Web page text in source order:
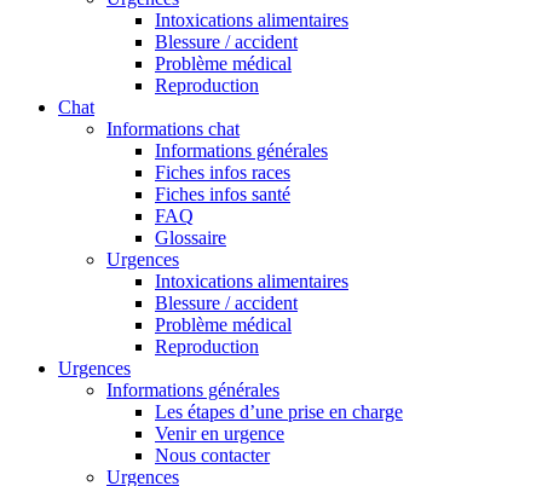
Intoxications alimentaires
Blessure / accident
Problème médical
Reproduction
Chat
Informations chat
Informations générales
Fiches infos races
Fiches infos santé
FAQ
Glossaire
Urgences
Intoxications alimentaires
Blessure / accident
Problème médical
Reproduction
Urgences
Informations générales
Les étapes d’une prise en charge
Venir en urgence
Nous contacter
Urgences